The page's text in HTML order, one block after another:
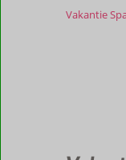
Vakantie